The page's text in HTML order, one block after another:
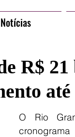
R$
até
O Rio
Notícias